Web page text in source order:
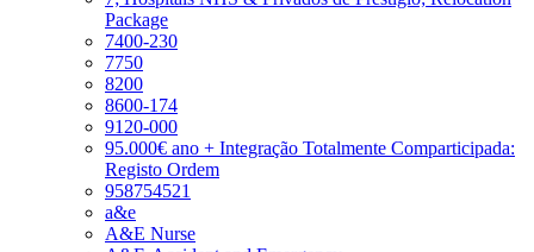
Package
7400-230
7750
8200
8600-174
9120-000
95.000€ ano + Integração Totalmente Comparticipada:
Registo Ordem
958754521
a&e
A&E Nurse